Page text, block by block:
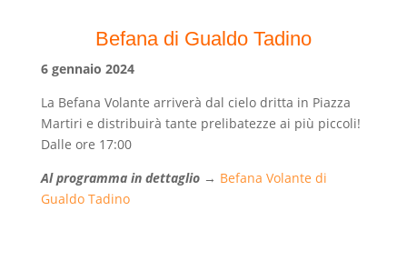
Befana di Gualdo Tadino
6 gennaio 2024
La Befana Volante arriverà dal cielo dritta in Piazza
Martiri e distribuirà tante prelibatezze ai più piccoli!
Dalle ore 17:00
Al programma in dettaglio→ Befana Volante di
Gualdo Tadino